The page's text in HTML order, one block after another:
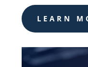
LEARN